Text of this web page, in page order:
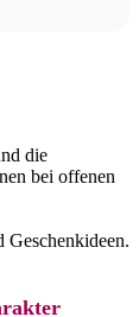
die
bei offenen